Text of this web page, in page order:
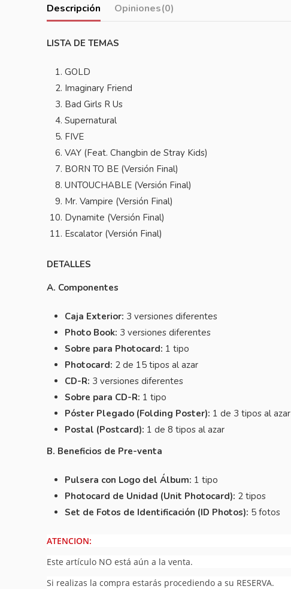
Descripción Opiniones(0)
LISTA DE TEMAS
GOLD
Imaginary Friend
Bad Girls R Us
Supernatural
FIVE
VAY (Feat. Changbin de Stray Kids)
BORN TO BE (Versión Final)
UNTOUCHABLE (Versión Final)
Mr. Vampire (Versión Final)
Dynamite (Versión Final)
Escalator (Versión Final)
DETALLES
A. Componentes
Caja Exterior: 3 versiones diferentes
Photo Book: 3 versiones diferentes
Sobre para Photocard: 1 tipo
Photocard: 2 de 15 tipos al azar
CD-R: 3 versiones diferentes
Sobre para CD-R: 1 tipo
Póster Plegado (Folding Poster): 1 de 3 tipos al azar
Postal (Postcard): 1 de 8 tipos al azar
B. Beneficios de Pre-venta
Pulsera con Logo del Álbum: 1 tipo
Photocard de Unidad (Unit Photocard): 2 tipos
Set de Fotos de Identificación (ID Photos): 5 fotos
ATENCION:
Este artículo NO está aún a la venta.
Si realizas la compra estarás procediendo a su RESERVA.